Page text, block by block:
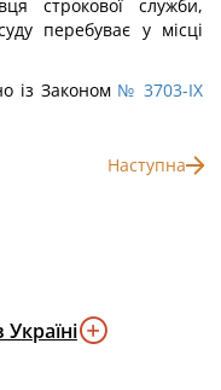
строкової служби,
перебуває у місці
із Законом № 3703-IX
Наступна